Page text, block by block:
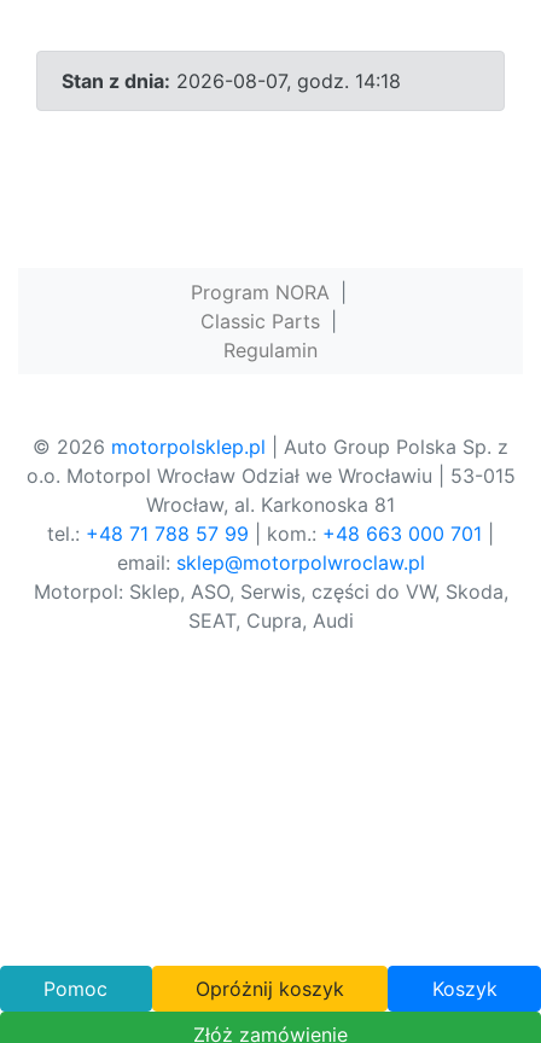
Stan z dnia: 2026-08-07, godz. 14:18
Program NORA
Classic Parts
Regulamin
© 2026 motorpolsklep.pl | Auto Group Polska Sp. z
o.o. Motorpol Wrocław Odział we Wrocławiu | 53-015
Wrocław, al. Karkonoska 81
tel.: +48 71 788 57 99 | kom.: +48 663 000 701
email: sklep@motorpolwroclaw.pl
Motorpol: Sklep, ASO, Serwis, części do VW, Skoda,
SEAT, Cupra, Audi
Pomoc Opróżnij koszyk
Koszyk
Złóż zamówienie